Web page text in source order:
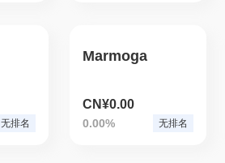
无排名
Marmoga
CN¥0.00
0.00% 无排名